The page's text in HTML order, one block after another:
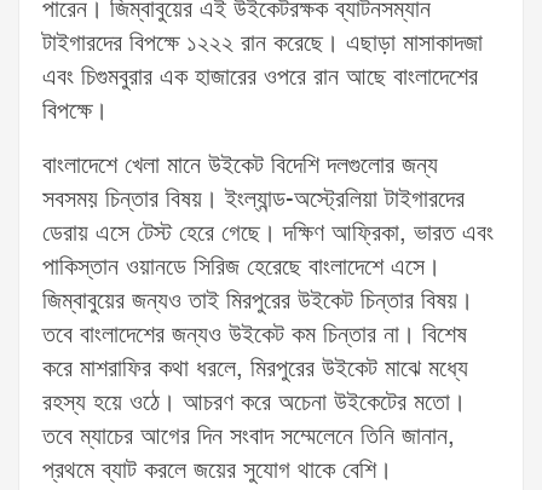
পারেন। জিম্বাবুয়ের এই উইকেটরক্ষক ব্যাটনসম্যান
টাইগারদের বিপক্ষে ১২২২ রান করেছে। এছাড়া মাসাকাদজা
এবং চিগুমবুরার এক হাজারের ওপরে রান আছে বাংলাদেশের
বিপক্ষে।
বাংলাদেশে খেলা মানে উইকেট বিদেশি দলগুলোর জন্য
সবসময় চিন্তার বিষয়। ইংল্যান্ড-অস্ট্রেলিয়া টাইগারদের
ডেরায় এসে টেস্ট হেরে গেছে। দক্ষিণ আফ্রিকা, ভারত এবং
পাকিস্তান ওয়ানডে সিরিজ হেরেছে বাংলাদেশে এসে।
জিম্বাবুয়ের জন্যও তাই মিরপুরের উইকেট চিন্তার বিষয়।
তবে বাংলাদেশের জন্যও উইকেট কম চিন্তার না। বিশেষ
করে মাশরাফির কথা ধরলে, মিরপুরের উইকেট মাঝে মধ্যে
রহস্য হয়ে ওঠে। আচরণ করে অচেনা উইকেটের মতো।
তবে ম্যাচের আগের দিন সংবাদ সম্মেলেনে তিনি জানান,
প্রথমে ব্যাট করলে জয়ের সুযোগ থাকে বেশি।